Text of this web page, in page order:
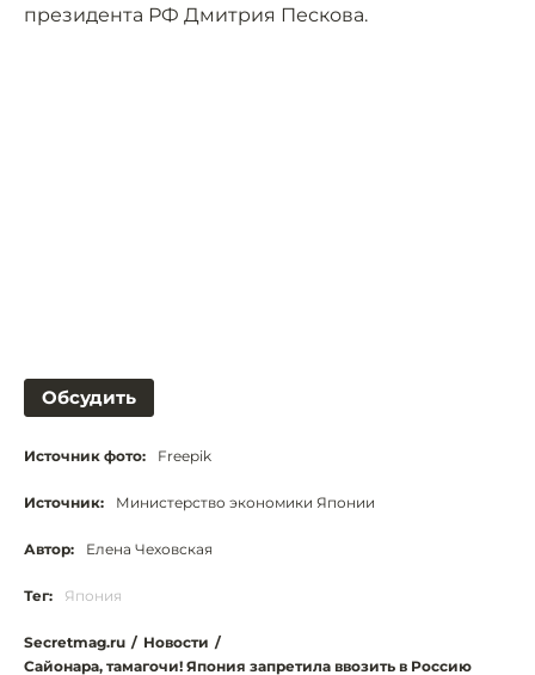
президента РФ Дмитрия Пескова.
Обсудить
Источник фото: Freepik
Источник: Министерство экономики Японии
Автор: Елена Чеховская
Тег: Япония
Secretmag.ru / Новости /
Сайонара, тамагочи! Япония запретила ввозить в Россию